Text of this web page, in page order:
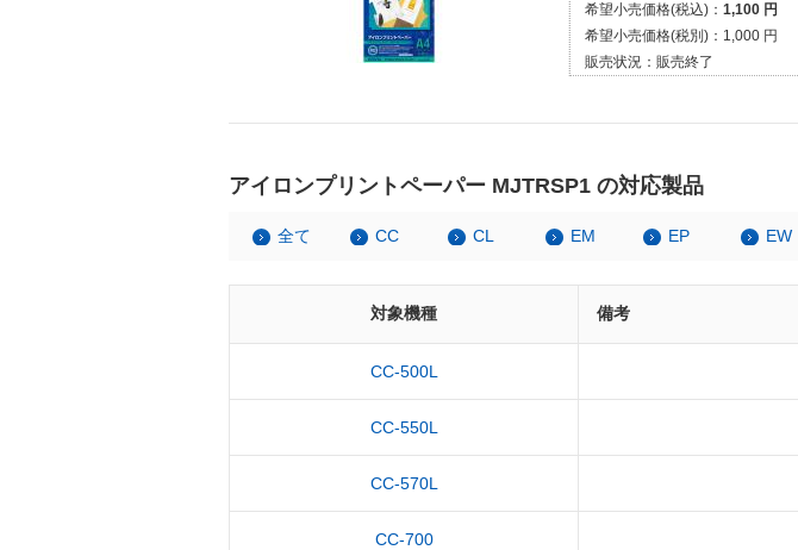
希望小売価格(税込)： 1,100 円
希望小売価格(税別)： 1,000 円
販売状況： 販売終了
アイロンプリントペーパー MJTRSP1 の対応製品
全て CC CL EM EP EW
対象機種 備考
CC-500L
CC-550L
CC-570L
CC-700